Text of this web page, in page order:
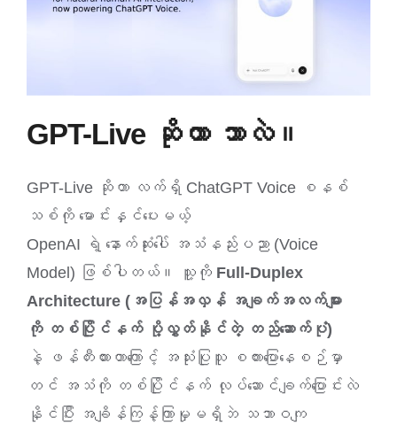
GPT-Live ဆိုတာ ဘာလဲ။
GPT-Live ဆိုတာ လက်ရှိ ChatGPT Voice စနစ်
သစ်ကို မောင်းနှင်ပေးမယ့်
OpenAI ရဲ့ နောက်ဆုံးပေါ် အသံနည်းပညာ (Voice
Model) ဖြစ်ပါတယ်။ သူ့ကို Full-Duplex
Architecture (အပြန်အလှန် အချက်အလက်များ
ကို တစ်ပြိုင်နက် ပို့လွှတ်နိုင်တဲ့ တည်ဆောက်ပုံ)
နဲ့ ဖန်တီးထားတာကြောင့် အသုံးပြုသူ စကားပြောနေစဉ်မှာ
တင် အသံကို တစ်ပြိုင်နက် လုပ်ဆောင်ချက်ပြောင်းလဲ
နိုင်ပြီး အချိန်ကြန့်ကြာမှုမရှိဘဲ သဘာဝကျ